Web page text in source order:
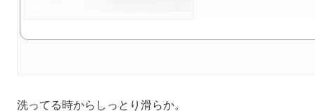
洗ってる時からしっとり滑らか。